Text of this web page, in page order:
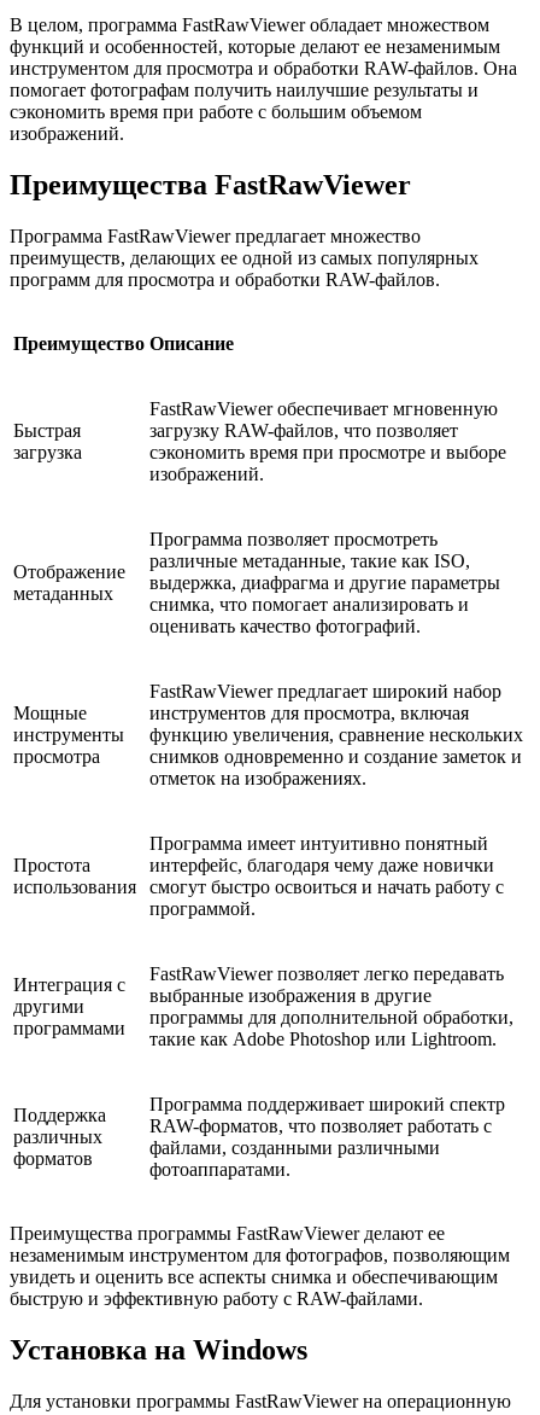
В целом, программа FastRawViewer обладает множеством
функций и особенностей, которые делают ее незаменимым
инструментом для просмотра и обработки RAW-файлов. Она
помогает фотографам получить наилучшие результаты и
сэкономить время при работе с большим объемом
изображений.
Преимущества FastRawViewer
Программа FastRawViewer предлагает множество
преимуществ, делающих ее одной из самых популярных
программ для просмотра и обработки RAW-файлов.
Преимущество Описание
Быстрая
загрузка
FastRawViewer обеспечивает мгновенную
загрузку RAW-файлов, что позволяет
сэкономить время при просмотре и выборе
изображений.
Отображение
метаданных
Программа позволяет просмотреть
различные метаданные, такие как ISO,
выдержка, диафрагма и другие параметры
снимка, что помогает анализировать и
оценивать качество фотографий.
Мощные
инструменты
просмотра
FastRawViewer предлагает широкий набор
инструментов для просмотра, включая
функцию увеличения, сравнение нескольких
снимков одновременно и создание заметок и
отметок на изображениях.
Простота
использования
Программа имеет интуитивно понятный
интерфейс, благодаря чему даже новички
смогут быстро освоиться и начать работу с
программой.
Интеграция с
другими
программами
FastRawViewer позволяет легко передавать
выбранные изображения в другие
программы для дополнительной обработки,
такие как Adobe Photoshop или Lightroom.
Поддержка
различных
форматов
Программа поддерживает широкий спектр
RAW-форматов, что позволяет работать с
файлами, созданными различными
фотоаппаратами.
Преимущества программы FastRawViewer делают ее
незаменимым инструментом для фотографов, позволяющим
увидеть и оценить все аспекты снимка и обеспечивающим
быструю и эффективную работу с RAW-файлами.
Установка на Windows
Для установки программы FastRawViewer на операционную